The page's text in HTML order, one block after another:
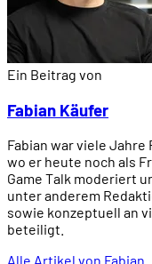
Ein Beitrag von
Fabian Käufer
Fabian war viele
wo er heute noch als
Game Talk moderiert
unter anderem
sowie konzeptuell an
beteiligt.
Alle Artikel von Fabian